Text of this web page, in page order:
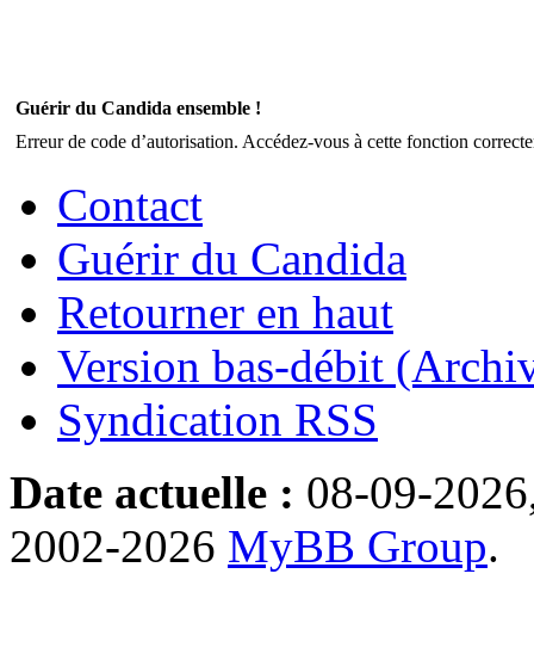
Guérir du Candida ensemble !
Erreur de code d’autorisation. Accédez-vous à cette fonction
Contact
Guérir du Candida
Retourner en haut
Version bas-débit
Syndication RSS
Date actuelle : 08-09-
2002-2026 MyBB Group.